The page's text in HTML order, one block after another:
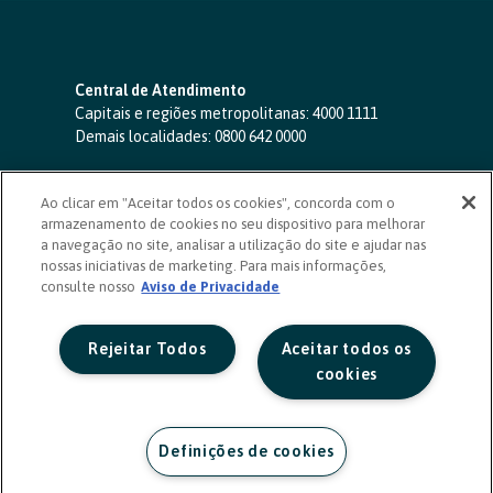
Central de Atendimento
Capitais e regiões metropolitanas: 4000 1111
Demais localidades: 0800 642 0000
SAC 24 horas-0800 724 4420
Ouvidoria
0800 725 0996
(de segunda a sexta, das 8h às 20h)
ouvidoriasicoob.com.br
Deficientes auditivos ou de fala
Ao clicar em "Aceitar todos os cookies", concorda com o
armazenamento de cookies no seu dispositivo para melhorar
a navegação no site, analisar a utilização do site e ajudar nas
nossas iniciativas de marketing. Para mais informações,
consulte nosso Aviso de Privacidade
Aceitar todos os
cookies
Rejeitar Todos
Definições de cookies